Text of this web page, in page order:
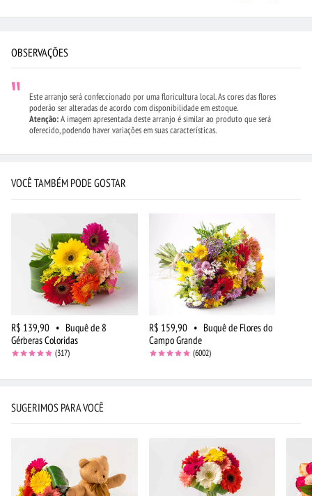
OBSERVAÇÕES
Este arranjo será confeccionado por uma floricultura local. As cores das flores
poderão ser alteradas de acordo com disponibilidade em estoque.
Atenção:A imagem apresentada deste arranjo é similar ao produto que será
oferecido, podendo haver variações em suas características.
VOCÊ TAMBÉM PODE GOSTAR
R$ 139,90 • Buquê de 8
Gérberas Coloridas
(317)
R$ 159,90 • Buquê de Flores do
Campo Grande
(6002)
SUGERIMOS PARA VOCÊ